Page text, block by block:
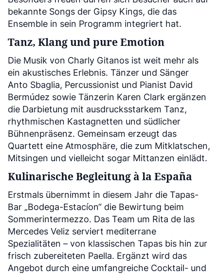
bekannte Songs der Gipsy Kings, die das
Ensemble in sein Programm integriert hat.
Tanz, Klang und pure Emotion
Die Musik von Charly Gitanos ist weit mehr als
ein akustisches Erlebnis. Tänzer und Sänger
Anto Sbaglia, Percussionist und Pianist David
Bermúdez sowie Tänzerin Karen Clark ergänzen
die Darbietung mit ausdrucksstarkem Tanz,
rhythmischen Kastagnetten und südlicher
Bühnenpräsenz. Gemeinsam erzeugt das
Quartett eine Atmosphäre, die zum Mitklatschen,
Mitsingen und vielleicht sogar Mittanzen einlädt.
Kulinarische Begleitung à la España
Erstmals übernimmt in diesem Jahr die Tapas-
Bar „Bodega-Estacíon“ die Bewirtung beim
Sommerintermezzo. Das Team um Rita de las
Mercedes Veliz serviert mediterrane
Spezialitäten – von klassischen Tapas bis hin zur
frisch zubereiteten Paella. Ergänzt wird das
Angebot durch eine umfangreiche Cocktail- und